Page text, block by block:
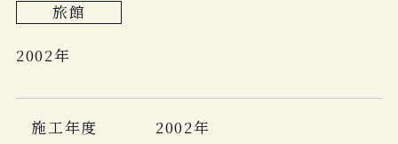
旅館
2002年
施工年度 2002年